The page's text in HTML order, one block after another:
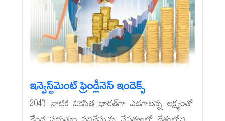
ఇన్వెస్ట్‌మెంట్‌ ఫ్రెండ్లీనెస్‌ ఇండెక్స్‌
2047 నాటికి వికసిత భారత్‌గా ఎదగాలన్న లక్ష్యంతో